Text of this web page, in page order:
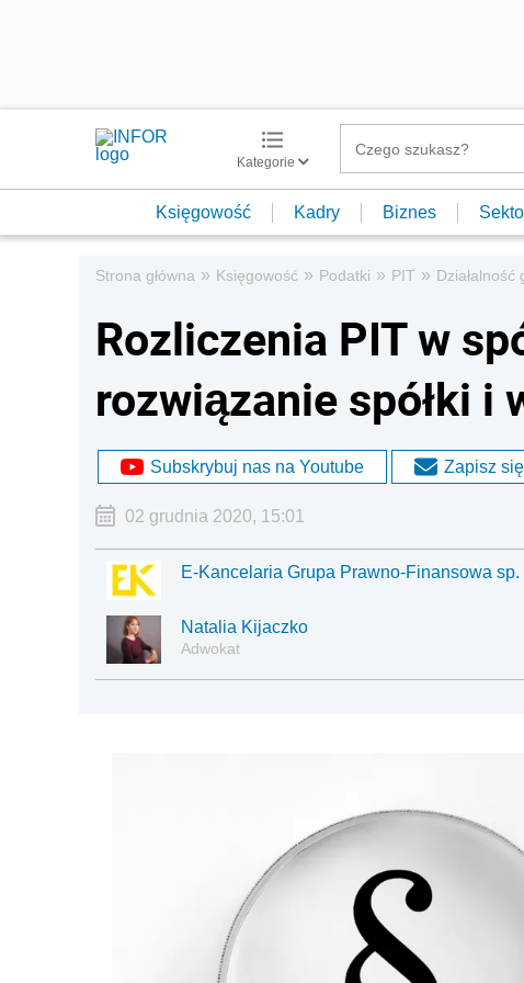
Kategorie
Księgowość Kadry Biznes
Strona główna » Księgowość » Podatki » PIT » Działalność
Rozliczenia PIT w
rozwiązanie spółki i
Subskrybuj nas na Youtube Zapisz
02 grudnia 2020, 15:01
E-Kancelaria Grupa Prawno-Finansowa sp.
Natalia Kijaczko
Adwokat